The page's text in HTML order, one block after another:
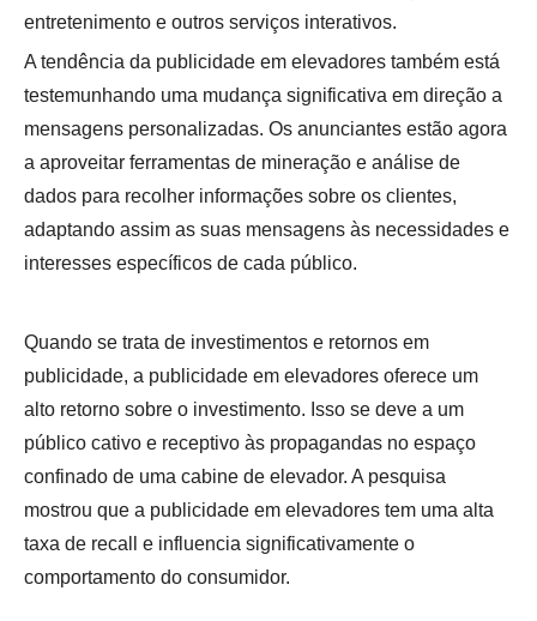
entretenimento e outros serviços interativos.
A tendência da publicidade em elevadores também está
testemunhando uma mudança significativa em direção a
mensagens personalizadas. Os anunciantes estão agora
a aproveitar ferramentas de mineração e análise de
dados para recolher informações sobre os clientes,
adaptando assim as suas mensagens às necessidades e
interesses específicos de cada público.
Quando se trata de investimentos e retornos em
publicidade, a publicidade em elevadores oferece um
alto retorno sobre o investimento. Isso se deve a um
público cativo e receptivo às propagandas no espaço
confinado de uma cabine de elevador. A pesquisa
mostrou que a publicidade em elevadores tem uma alta
taxa de recall e influencia significativamente o
comportamento do consumidor.